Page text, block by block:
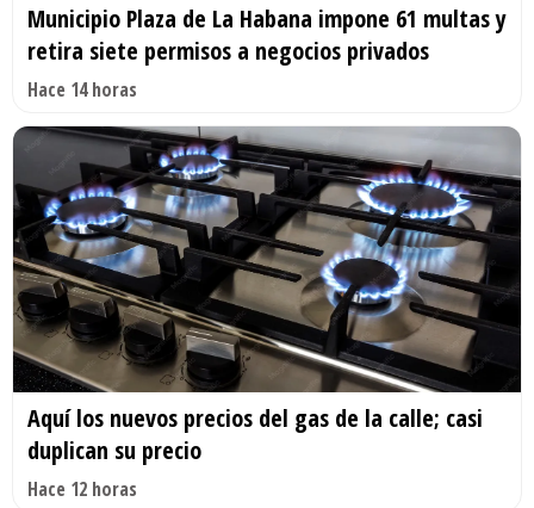
Municipio Plaza de La Habana impone 61 multas y
retira siete permisos a negocios privados
Hace 14 horas
Aquí los nuevos precios del gas de la calle; casi
duplican su precio
Hace 12 horas